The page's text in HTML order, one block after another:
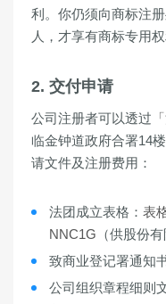
利。你仍须向商标注
人，才享有商标专用权
2. 交付申请
公司注册者可以透过
临金钟道政府合署14
请文件及注册费用：
法团成立表格 ： 表
NNC1G （供股份
致商业登记署通知
公司组织章程细则